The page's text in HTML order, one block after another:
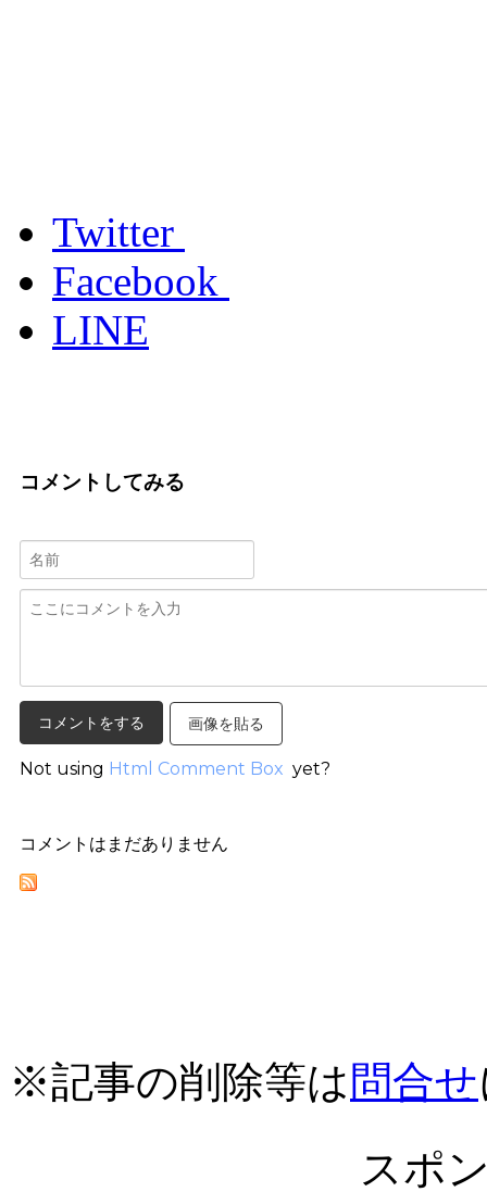
Twitter
Facebook
LINE
コメントしてみる
画像を貼る
Not using Html Comment Box yet?
コメントはまだありません
※記事の削除等は 問合せ
スポ